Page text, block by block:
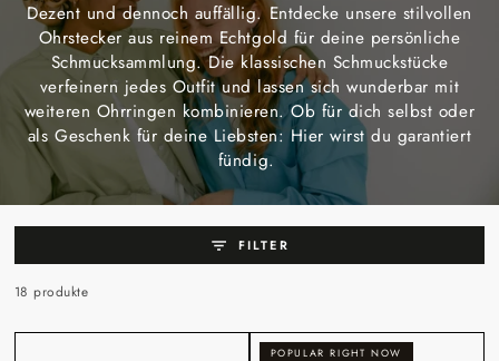
Dezent und dennoch auffällig. Entdecke unsere stilvollen
Ohrstecker aus reinem Echtgold für deine persönliche
Schmucksammlung. Die klassischen Schmuckstücke
verfeinern jedes Outfit und lassen sich wunderbar mit
weiteren Ohrringen kombinieren. Ob für dich selbst oder
als Geschenk für deine Liebsten: Hier wirst du garantiert
fündig.
FILTER
18 produkte
POPULAR RIGHT NOW